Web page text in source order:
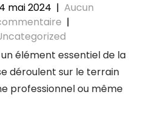
mai 2024 | Aucun
|
élément essentiel de la
déroulent sur le terrain
professionnel ou même